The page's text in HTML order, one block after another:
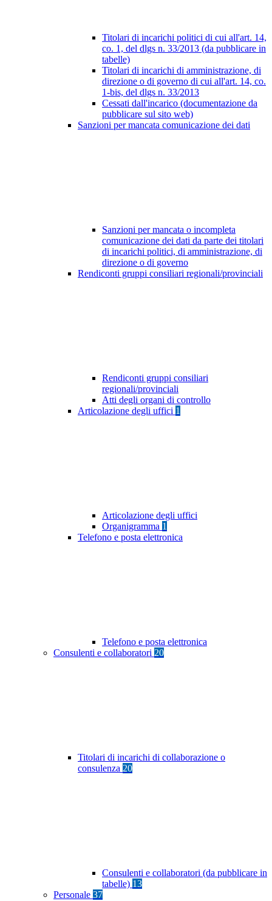
Titolari di incarichi politici di cui all'art. 14,
co. 1, del dlgs n. 33/2013 (da pubblicare in
tabelle)
Titolari di incarichi di amministrazione, di
direzione o di governo di cui all'art. 14, co.
1-bis, del dlgs n. 33/2013
Cessati dall'incarico (documentazione da
pubblicare sul sito web)
Sanzioni per mancata comunicazione dei dati
Sanzioni per mancata o incompleta
comunicazione dei dati da parte dei titolari
di incarichi politici, di amministrazione, di
direzione o di governo
Rendiconti gruppi consiliari regionali/provinciali
Rendiconti gruppi consiliari
regionali/provinciali
Atti degli organi di controllo
Articolazione degli uffici 1
Articolazione degli uffici
Organigramma 1
Telefono e posta elettronica
Telefono e posta elettronica
Consulenti e collaboratori 20
Titolari di incarichi di collaborazione o
consulenza 20
Consulenti e collaboratori (da pubblicare in
tabelle) 13
Personale 37